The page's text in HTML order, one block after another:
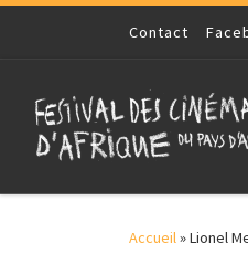
Skip to contentContact
Accueil»Lionel